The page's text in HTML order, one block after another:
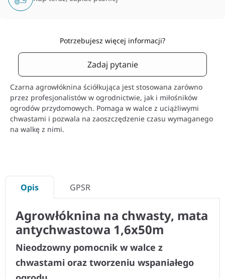
Czarna agrowłóknina ściółkująca jest stosowana zarówno
przez profesjonalistów w ogrodnictwie, jak i miłośników
ogrodów przydomowych. Pomaga w walce z uciążliwymi
chwastami i pozwala na zaoszczędzenie czasu wymaganego
na walkę z nimi.
Opis
Agrowłóknina na chwasty, mata
antychwastowa 1,6x50m
Nieodzowny pomocnik w walce z
chwastami oraz tworzeniu wspaniałego
ogrodu